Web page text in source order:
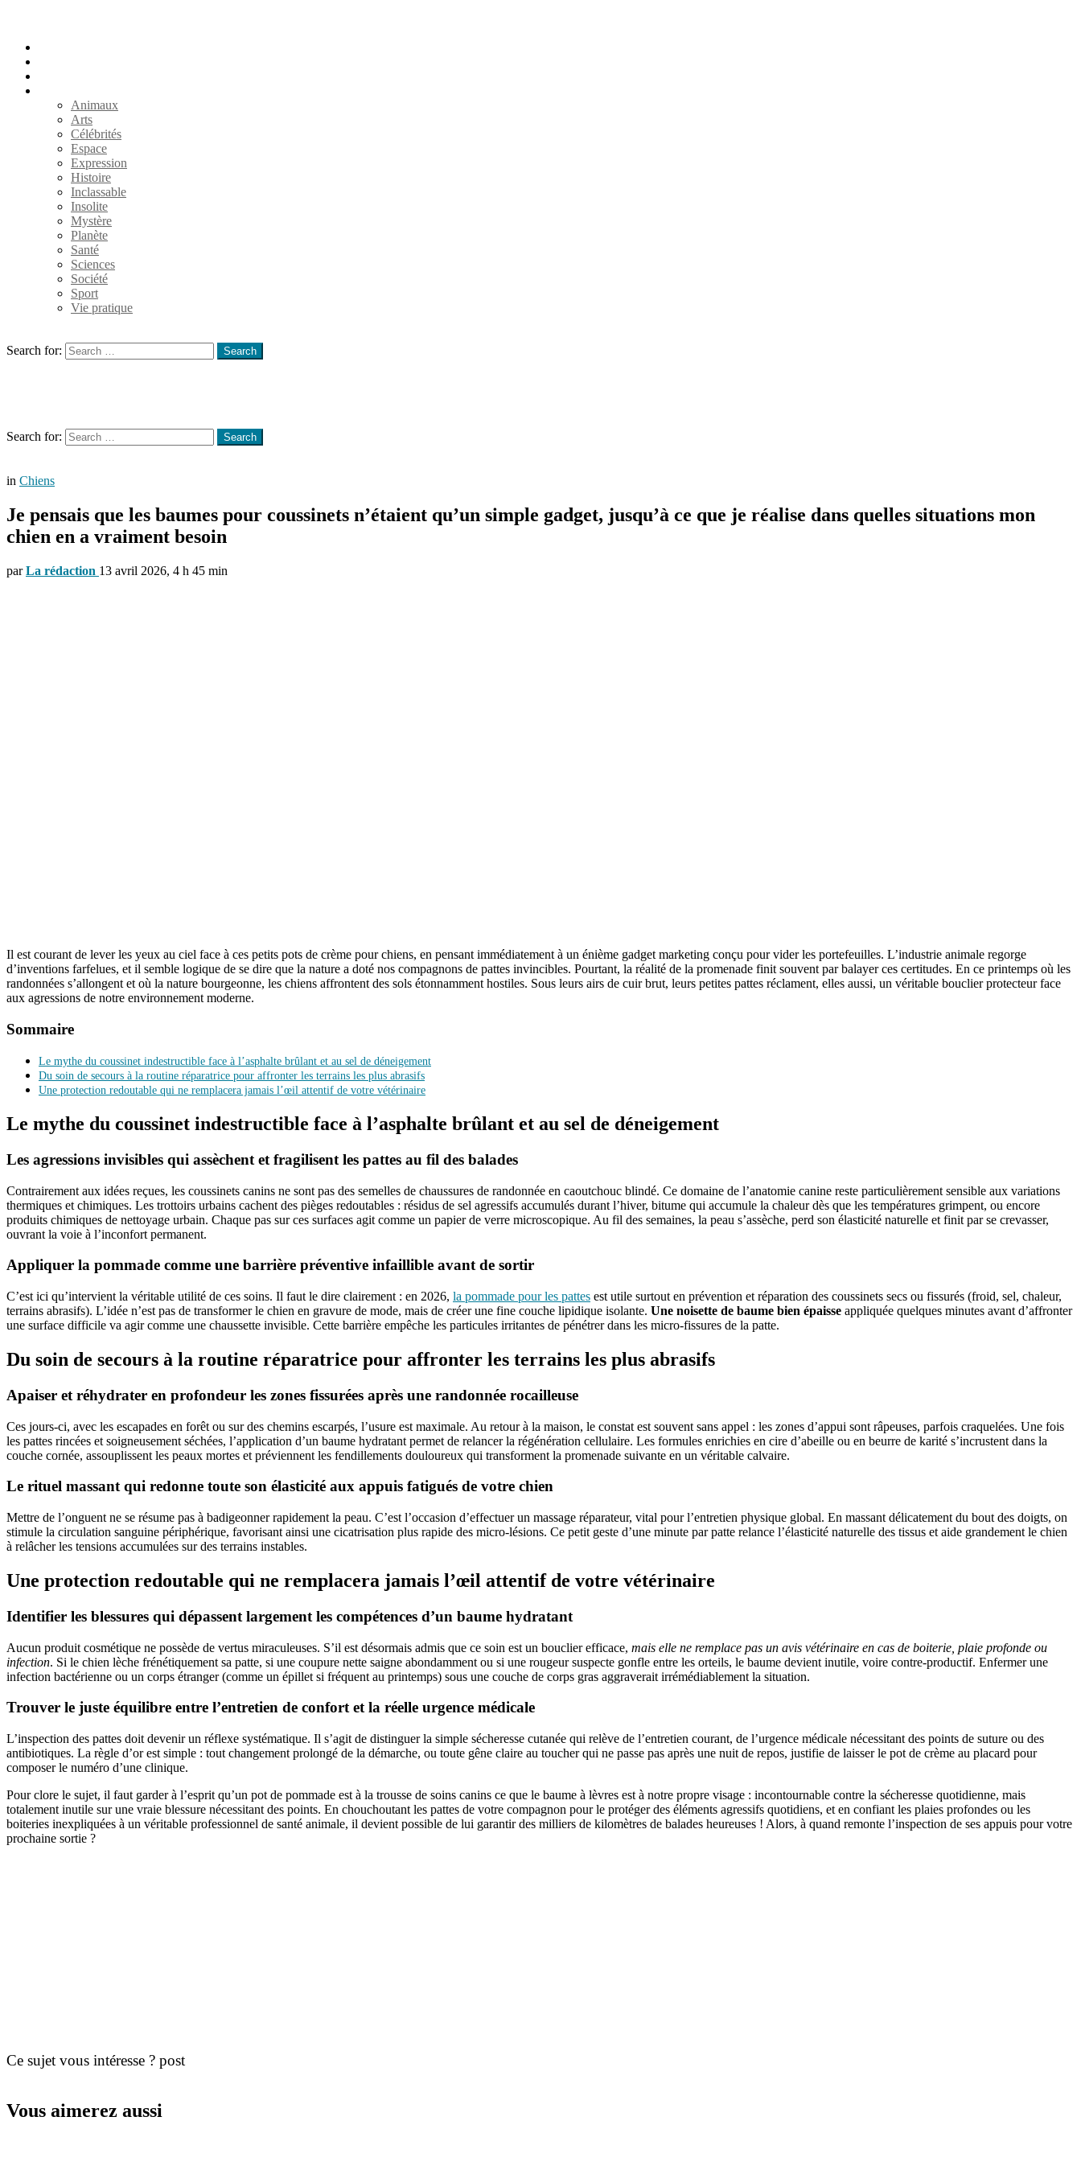
Animaux
Arts
Célébrités
Espace
Expression
Histoire
Inclassable
Insolite
Mystère
Planète
Santé
Sciences
Société
Sport
Vie pratique
Search for:
Search
Search for:
Search
in Chiens
Je pensais que les baumes pour coussinets n’étaient qu’un simple gadget, jusqu’à ce que je réalise dans quelles situations mon
chien en a vraiment besoin
par La rédaction 13 avril 2026, 4 h 45 min
Il est courant de lever les yeux au ciel face à ces petits pots de crème pour chiens, en pensant immédiatement à un énième gadget marketing conçu pour vider les portefeuilles. L’industrie animale regorge
d’inventions farfelues, et il semble logique de se dire que la nature a doté nos compagnons de pattes invincibles. Pourtant, la réalité de la promenade finit souvent par balayer ces certitudes. En ce printemps où les
randonnées s’allongent et où la nature bourgeonne, les chiens affrontent des sols étonnamment hostiles. Sous leurs airs de cuir brut, leurs petites pattes réclament, elles aussi, un véritable bouclier protecteur face
aux agressions de notre environnement moderne.
Sommaire
Le mythe du coussinet indestructible face à l’asphalte brûlant et au sel de déneigement
Du soin de secours à la routine réparatrice pour affronter les terrains les plus abrasifs
Une protection redoutable qui ne remplacera jamais l’œil attentif de votre vétérinaire
Le mythe du coussinet indestructible face à l’asphalte brûlant et au sel de déneigement
Les agressions invisibles qui assèchent et fragilisent les pattes au fil des balades
Contrairement aux idées reçues, les coussinets canins ne sont pas des semelles de chaussures de randonnée en caoutchouc blindé. Ce domaine de l’anatomie canine reste particulièrement sensible aux variations
thermiques et chimiques. Les trottoirs urbains cachent des pièges redoutables : résidus de sel agressifs accumulés durant l’hiver, bitume qui accumule la chaleur dès que les températures grimpent, ou encore
produits chimiques de nettoyage urbain. Chaque pas sur ces surfaces agit comme un papier de verre microscopique. Au fil des semaines, la peau s’assèche, perd son élasticité naturelle et finit par se crevasser,
ouvrant la voie à l’inconfort permanent.
Appliquer la pommade comme une barrière préventive infaillible avant de sortir
C’est ici qu’intervient la véritable utilité de ces soins. Il faut le dire clairement : en 2026, la pommade pour les pattes est utile surtout en prévention et réparation des coussinets secs ou fissurés (froid, sel, chaleur,
terrains abrasifs). L’idée n’est pas de transformer le chien en gravure de mode, mais de créer une fine couche lipidique isolante. Une noisette de baume bien épaisse appliquée quelques minutes avant d’affronter
une surface difficile va agir comme une chaussette invisible. Cette barrière empêche les particules irritantes de pénétrer dans les micro-fissures de la patte.
Du soin de secours à la routine réparatrice pour affronter les terrains les plus abrasifs
Apaiser et réhydrater en profondeur les zones fissurées après une randonnée rocailleuse
Ces jours-ci, avec les escapades en forêt ou sur des chemins escarpés, l’usure est maximale. Au retour à la maison, le constat est souvent sans appel : les zones d’appui sont râpeuses, parfois craquelées. Une fois
les pattes rincées et soigneusement séchées, l’application d’un baume hydratant permet de relancer la régénération cellulaire. Les formules enrichies en cire d’abeille ou en beurre de karité s’incrustent dans la
couche cornée, assouplissent les peaux mortes et préviennent les fendillements douloureux qui transforment la promenade suivante en un véritable calvaire.
Le rituel massant qui redonne toute son élasticité aux appuis fatigués de votre chien
Mettre de l’onguent ne se résume pas à badigeonner rapidement la peau. C’est l’occasion d’effectuer un massage réparateur, vital pour l’entretien physique global. En massant délicatement du bout des doigts, on
stimule la circulation sanguine périphérique, favorisant ainsi une cicatrisation plus rapide des micro-lésions. Ce petit geste d’une minute par patte relance l’élasticité naturelle des tissus et aide grandement le chien
à relâcher les tensions accumulées sur des terrains instables.
Une protection redoutable qui ne remplacera jamais l’œil attentif de votre vétérinaire
Identifier les blessures qui dépassent largement les compétences d’un baume hydratant
Aucun produit cosmétique ne possède de vertus miraculeuses. S’il est désormais admis que ce soin est un bouclier efficace, mais elle ne remplace pas un avis vétérinaire en cas de boiterie, plaie profonde ou
infection. Si le chien lèche frénétiquement sa patte, si une coupure nette saigne abondamment ou si une rougeur suspecte gonfle entre les orteils, le baume devient inutile, voire contre-productif. Enfermer une
infection bactérienne ou un corps étranger (comme un épillet si fréquent au printemps) sous une couche de corps gras aggraverait irrémédiablement la situation.
Trouver le juste équilibre entre l’entretien de confort et la réelle urgence médicale
L’inspection des pattes doit devenir un réflexe systématique. Il s’agit de distinguer la simple sécheresse cutanée qui relève de l’entretien courant, de l’urgence médicale nécessitant des points de suture ou des
antibiotiques. La règle d’or est simple : tout changement prolongé de la démarche, ou toute gêne claire au toucher qui ne passe pas après une nuit de repos, justifie de laisser le pot de crème au placard pour
composer le numéro d’une clinique.
Pour clore le sujet, il faut garder à l’esprit qu’un pot de pommade est à la trousse de soins canins ce que le baume à lèvres est à notre propre visage : incontournable contre la sécheresse quotidienne, mais
totalement inutile sur une vraie blessure nécessitant des points. En chouchoutant les pattes de votre compagnon pour le protéger des éléments agressifs quotidiens, et en confiant les plaies profondes ou les
boiteries inexpliquées à un véritable professionnel de santé animale, il devient possible de lui garantir des milliers de kilomètres de balades heureuses ! Alors, à quand remonte l’inspection de ses appuis pour votre
prochaine sortie ?
Ce sujet vous intéresse ? post
Vous aimerez aussi